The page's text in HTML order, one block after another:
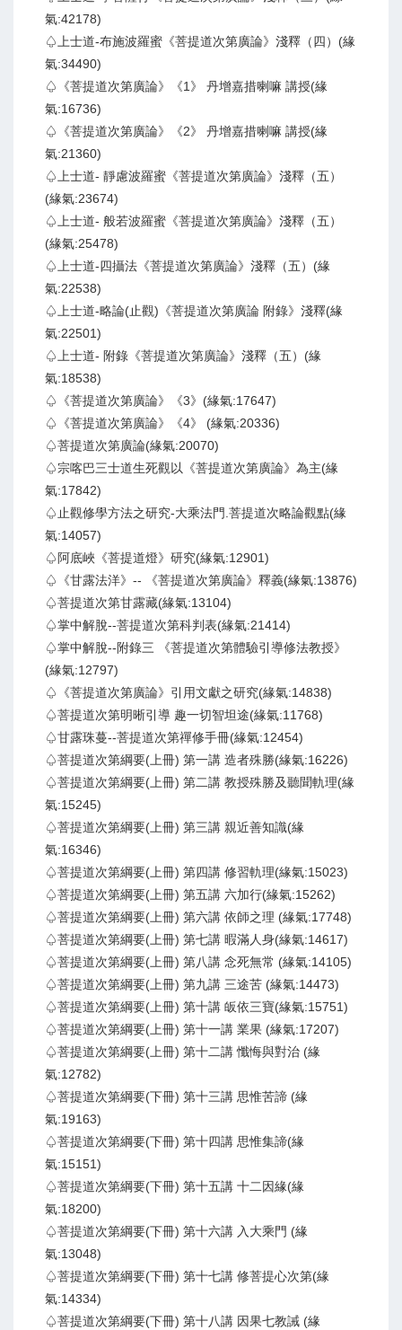
氣:42178)
♤上士道-布施波羅蜜《菩提道次第廣論》淺釋（四）(緣
氣:34490)
♤《菩提道次第廣論》《1》 丹增嘉措喇嘛 講授(緣
氣:16736)
♤《菩提道次第廣論》《2》 丹增嘉措喇嘛 講授(緣
氣:21360)
♤上士道- 靜慮波羅蜜《菩提道次第廣論》淺釋（五）
(緣氣:23674)
♤上士道- 般若波羅蜜《菩提道次第廣論》淺釋（五）
(緣氣:25478)
♤上士道-四攝法《菩提道次第廣論》淺釋（五）(緣
氣:22538)
♤上士道-略論(止觀)《菩提道次第廣論 附錄》淺釋(緣
氣:22501)
♤上士道- 附錄《菩提道次第廣論》淺釋（五）(緣
氣:18538)
♤《菩提道次第廣論》《3》(緣氣:17647)
♤《菩提道次第廣論》《4》 (緣氣:20336)
♤菩提道次第廣論(緣氣:20070)
♤宗喀巴三士道生死觀以《菩提道次第廣論》為主(緣
氣:17842)
♤止觀修學方法之研究-大乘法門.菩提道次略論觀點(緣
氣:14057)
♤阿底峽《菩提道燈》研究(緣氣:12901)
♤《甘露法洋》-- 《菩提道次第廣論》釋義(緣氣:13876)
♤菩提道次第甘露藏(緣氣:13104)
♤掌中解脫--菩提道次第科判表(緣氣:21414)
♤掌中解脫--附錄三 《菩提道次第體驗引導修法教授》
(緣氣:12797)
♤《菩提道次第廣論》引用文獻之研究(緣氣:14838)
♤菩提道次第明晰引導 趣一切智坦途(緣氣:11768)
♤甘露珠蔓--菩提道次第禪修手冊(緣氣:12454)
♤菩提道次第綱要(上冊) 第一講 造者殊勝(緣氣:16226)
♤菩提道次第綱要(上冊) 第二講 教授殊勝及聽聞軌理(緣
氣:15245)
♤菩提道次第綱要(上冊) 第三講 親近善知識(緣
氣:16346)
♤菩提道次第綱要(上冊) 第四講 修習軌理(緣氣:15023)
♤菩提道次第綱要(上冊) 第五講 六加行(緣氣:15262)
♤菩提道次第綱要(上冊) 第六講 依師之理 (緣氣:17748)
♤菩提道次第綱要(上冊) 第七講 暇滿人身(緣氣:14617)
♤菩提道次第綱要(上冊) 第八講 念死無常 (緣氣:14105)
♤菩提道次第綱要(上冊) 第九講 三途苦 (緣氣:14473)
♤菩提道次第綱要(上冊) 第十講 皈依三寶(緣氣:15751)
♤菩提道次第綱要(上冊) 第十一講 業果 (緣氣:17207)
♤菩提道次第綱要(上冊) 第十二講 懺悔與對治 (緣
氣:12782)
♤菩提道次第綱要(下冊) 第十三講 思惟苦諦 (緣
氣:19163)
♤菩提道次第綱要(下冊) 第十四講 思惟集諦(緣
氣:15151)
♤菩提道次第綱要(下冊) 第十五講 十二因緣(緣
氣:18200)
♤菩提道次第綱要(下冊) 第十六講 入大乘門 (緣
氣:13048)
♤菩提道次第綱要(下冊) 第十七講 修菩提心次第(緣
氣:14334)
♤菩提道次第綱要(下冊) 第十八講 因果七教誡 (緣